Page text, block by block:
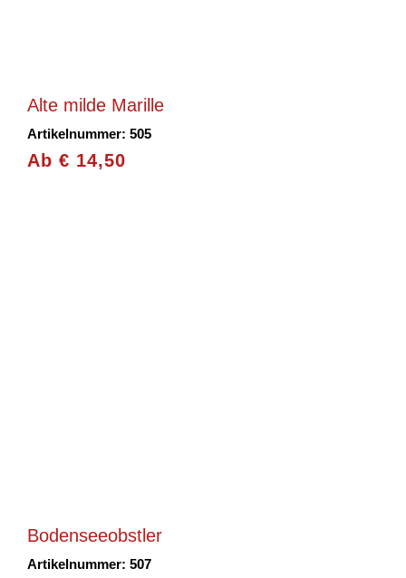
Alte milde Marille
Artikelnummer: 505
Ab € 14,50
Bodenseeobstler
Artikelnummer: 507